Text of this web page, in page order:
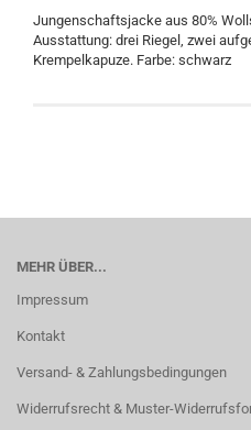
Jungenschaftsjacke aus 80%
Ausstattung: drei Riegel, zwei
Krempelkapuze. Farbe: schwarz
MEHR ÜBER...
Impressum
Kontakt
Versand- & Zahlungsbedingungen
Widerrufsrecht & Muster-